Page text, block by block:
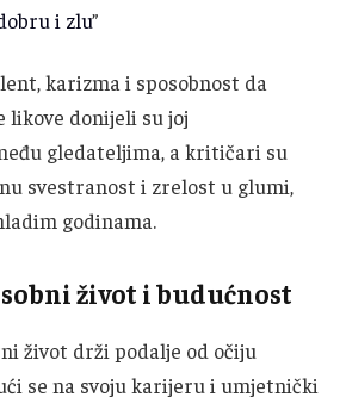
i zlu”
karizma i sposobnost da
likove donijeli su joj
gledateljima, a kritičari su
svestranost i zrelost u glumi,
godinama.
život i budućnost
život drži podalje od očiju
se na svoju karijeru i umjetnički